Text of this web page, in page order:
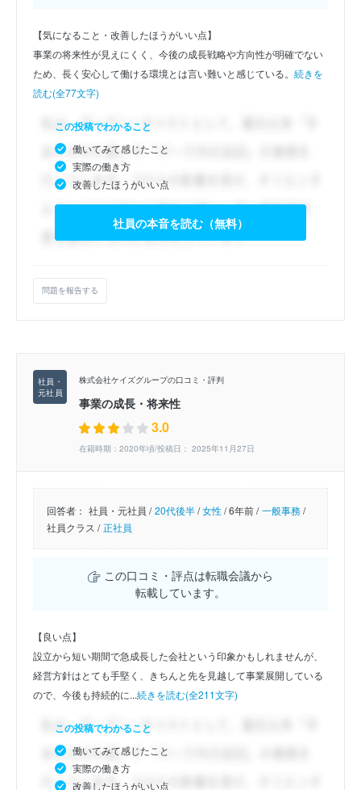
【気になること・改善したほうがいい点】
事業の将来性が見えにくく、今後の成長戦略や方向性が明確でない
ため、長く安心して働ける環境とは言い難いと感じている。 続きを
読む(全77文字)
この投稿でわかること
働いてみて感じたこと
実際の働き方
改善したほうがいい点
社員の本音を読む（無料）
問題を報告する
株式会社ケイズグループの口コミ・評判
事業の成長・将来性
3.0
在籍時期：2020年頃/投稿日： 2025年11月27日
回答者： 社員・元社員 / 20代後半/女性/6年前 / 一般事務/
社員クラス / 正社員
この口コミ・評点は転職会議から
転載しています。
【良い点】
設立から短い期間で急成長した会社という印象かもしれませんが、
経営方針はとても手堅く、きちんと先を見越して事業展開している
ので、今後も持続的に...続きを読む(全211文字)
この投稿でわかること
働いてみて感じたこと
実際の働き方
改善したほうがいい点